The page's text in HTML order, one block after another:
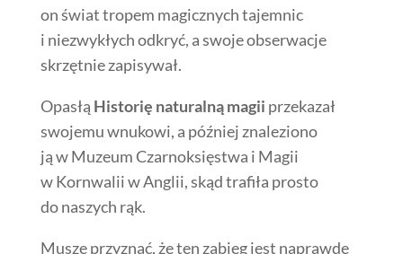
on świat tropem magicznych tajemnic
i niezwykłych odkryć, a swoje obserwacje
skrzętnie zapisywał.
Opasłą Historię naturalną magii przekazał
swojemu wnukowi, a później znaleziono
ją w Muzeum Czarnoksięstwa i Magii
w Kornwalii w Anglii, skąd trafiła prosto
do naszych rąk.
Muszę przyznać, że ten zabieg jest naprawdę